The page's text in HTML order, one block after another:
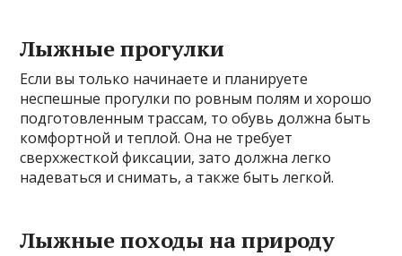
Лыжные прогулки
Если вы только начинаете и планируете
неспешные прогулки по ровным полям и хорошо
подготовленным трассам, то обувь должна быть
комфортной и теплой. Она не требует
сверхжесткой фиксации, зато должна легко
надеваться и снимать, а также быть легкой.
Лыжные походы на природу